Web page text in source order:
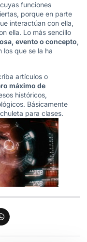
funciones
porque en parte
interactúan con ella,
ella. Lo más sencillo
evento o concepto,
los que se la ha
artículos o
máximo de
históricos,
Básicamente
para clases.